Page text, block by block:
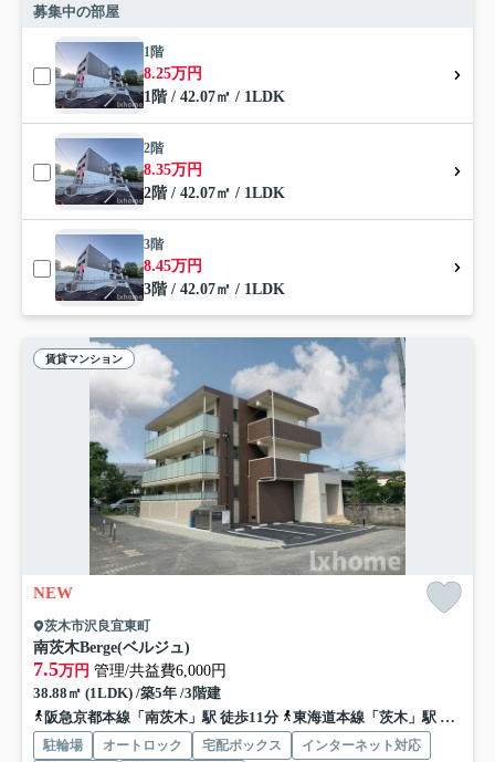
募集中の部屋
1階
8.25万円
1階 / 42.07㎡ / 1LDK
2階
8.35万円
2階 / 42.07㎡ / 1LDK
3階
8.45万円
3階 / 42.07㎡ / 1LDK
賃貸マンション
NEW
茨木市沢良宜東町
南茨木Berge(ベルジュ)
7.5万円 管理/共益費6,000円
38.88㎡ (1LDK) /築5年 /3階建
阪急京都本線「南茨木」駅 徒歩11分
東海道本線「茨木」駅 徒歩30分
駐輪場 オートロック 宅配ボックス
インターネット対応